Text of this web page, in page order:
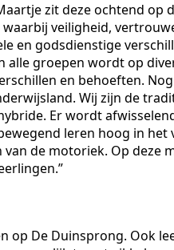
zit deze ochtend op
veiligheid,
en godsdienstige
alle groepen wordt op
en behoeften.
Wij zijn de
Er wordt
leren hoog in
de motoriek. Op deze
op De Duinsprong. Ook